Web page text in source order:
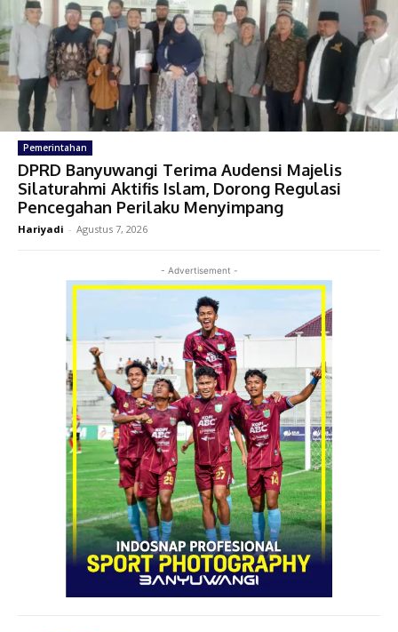
Pemerintahan
DPRD Banyuwangi Terima Audensi Majelis
Silaturahmi Aktifis Islam, Dorong Regulasi
Pencegahan Perilaku Menyimpang
Hariyadi - Agustus 7, 2026
- Advertisement -